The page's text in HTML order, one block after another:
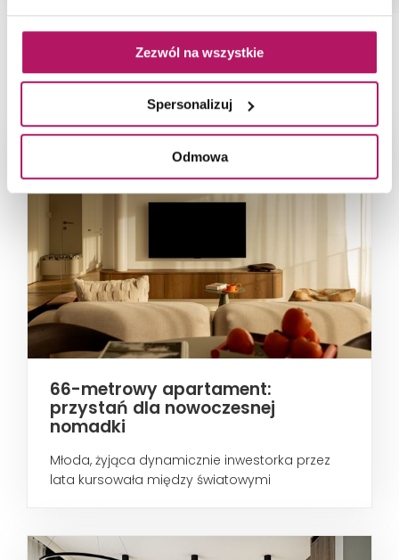
Zezwól na wszystkie
Spersonalizuj
Odmowa
NAJNOWSZE ARTYKUŁY
66-metrowy apartament:
przystań dla nowoczesnej
nomadki
Młoda, żyjąca dynamicznie inwestorka przez
lata kursowała między światowymi